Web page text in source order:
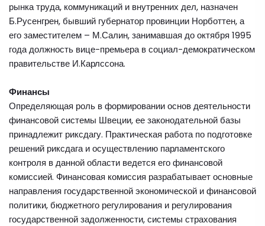
рынка труда, коммуникаций и внутренних дел, назначен
Б.Русенгрен, бывший губернатор провинции Норботтен, а
его заместителем – М.Салин, занимавшая до октября 1995
года должность вице-премьера в социал-демократическом
правительстве И.Карлссона.
Финансы
Определяющая роль в формировании основ деятельности
финансовой системы Швеции, ее законодательной базы
принадлежит риксдагу. Практическая работа по подготовке
решений риксдага и осуществлению парламентского
контроля в данной области ведется его финансовой
комиссией. Финансовая комиссия разрабатывает основные
направления государственной экономической и финансовой
политики, бюджетного регулирования и регулирования
государственной задолженности, системы страхования